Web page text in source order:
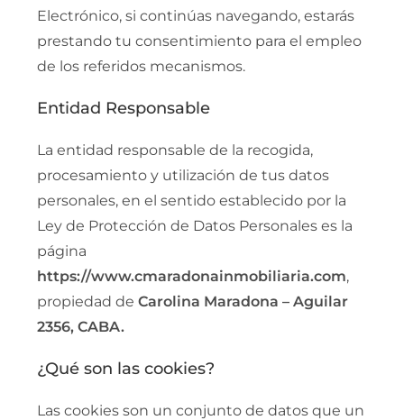
Electrónico, si continúas navegando, estarás
prestando tu consentimiento para el empleo
de los referidos mecanismos.
Entidad Responsable
La entidad responsable de la recogida,
procesamiento y utilización de tus datos
personales, en el sentido establecido por la
Ley de Protección de Datos Personales es la
página
https://www.cmaradonainmobiliaria.com,
propiedad deCarolina Maradona – Aguilar
2356, CABA.
¿Qué son las cookies?
Las cookies son un conjunto de datos que un